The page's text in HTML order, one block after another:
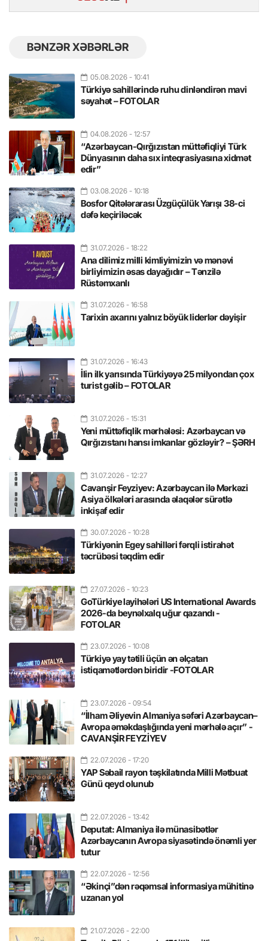
BƏNZƏR XƏBƏRLƏR
05.08.2026 - 10:41
Türkiyə sahillərində ruhu dinləndirən mavi
səyahət – FOTOLAR
04.08.2026 - 12:57
“Azərbaycan-Qırğızıstan müttəfiqliyi Türk
Dünyasının daha sıx inteqrasiyasına xidmət
edir”
03.08.2026 - 10:18
Bosfor Qitələrarası Üzgüçülük Yarışı 38-ci
dəfə keçiriləcək
31.07.2026 - 18:22
Ana dilimiz milli kimliyimizin və mənəvi
birliyimizin əsas dayağıdır – Tənzilə
Rüstəmxanlı
31.07.2026 - 16:58
Tarixin axarını yalnız böyük liderlər dəyişir
31.07.2026 - 16:43
İlin ilk yarısında Türkiyəyə 25 milyondan çox
turist gəlib – FOTOLAR
31.07.2026 - 15:31
Yeni müttəfiqlik mərhələsi: Azərbaycan və
Qırğızıstanı hansı imkanlar gözləyir? – ŞƏRH
31.07.2026 - 12:27
Cavanşir Feyziyev: Azərbaycan ilə Mərkəzi
Asiya ölkələri arasında əlaqələr sürətlə
inkişaf edir
30.07.2026 - 10:28
Türkiyənin Egey sahilləri fərqli istirahət
təcrübəsi təqdim edir
27.07.2026 - 10:23
GoTürkiye layihələri US International Awards
2026-da beynəlxalq uğur qazandı -
FOTOLAR
23.07.2026 - 10:08
Türkiyə yay tətili üçün ən əlçatan
istiqamətlərdən biridir -FOTOLAR
23.07.2026 - 09:54
“İlham Əliyevin Almaniya səfəri Azərbaycan–
Avropa əməkdaşlığında yeni mərhələ açır” -
CAVANŞİR FEYZİYEV
22.07.2026 - 17:20
YAP Səbail rayon təşkilatında Milli Mətbuat
Günü qeyd olunub
22.07.2026 - 13:42
Deputat: Almaniya ilə münasibətlər
Azərbaycanın Avropa siyasətində önəmli yer
tutur
22.07.2026 - 12:56
“Əkinçi”dən rəqəmsal informasiya mühitinə
uzanan yol
21.07.2026 - 22:00